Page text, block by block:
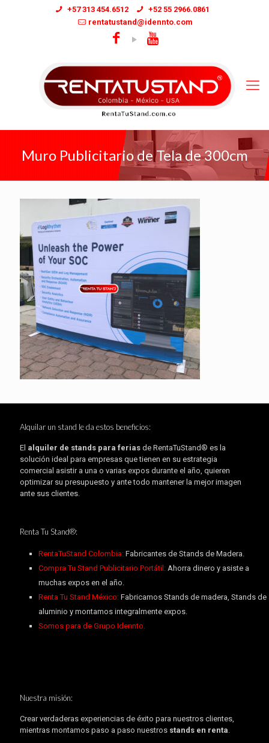
+57 313 454.6512
+52 55 2966.0861
rentatustand@idennto.com
Muro Publicitario de Tela de 300cm
Alquilar un stand le da estos beneficios:
El alquiler de stands para ferias de RentaTuStand® es la
solución ideal para empresas que tienen en su estrategia
comercial asistir a una o varias expos durante el año, quieren
optimizar su presupuesto y ante todo mantener la mejor imagen
ante sus clientes.
Renta Tu Stand®:
RentaTuStand Colombia: Fabricantes de Stands de Madera.
Compra Tu Stand Publicitario Portátil:Ahorra dinero y asiste a
muchas expos en el año.
Renta Tu Stand México:Fabricamos Stands de madera, Stands de
aluminio y montamos integralmente expos.
Somos para de Grupo Idennto.
Nuestra misión:
Crear verdaderas experiencias de éxito para nuestros clientes,
mientras montamos paso a paso nuestros stands en renta.